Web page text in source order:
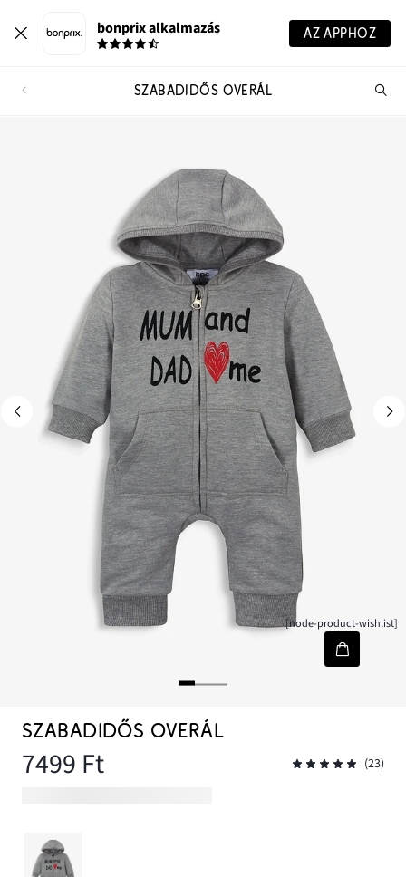
bonprix alkalmazás AZ APPHOZ
SZABADIDŐS OVERÁL
[node-product-wishlist]
SZABADIDŐS OVERÁL
7499 Ft (23)